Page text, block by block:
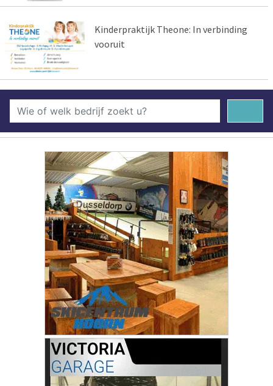
Kinderpraktijk Theone: In verbinding
vooruit